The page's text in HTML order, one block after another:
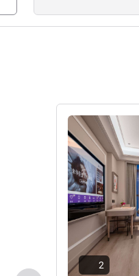
Más información
2